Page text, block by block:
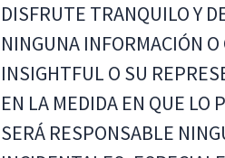
DISFRUTE TRANQUILO Y
NINGUNA INFORMACIÓN
INSIGHTFUL O SU
EN LA MEDIDA EN QUE LO
SERÁ RESPONSABLE